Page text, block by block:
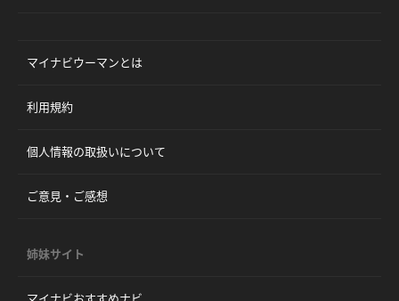
マイナビウーマンとは
利用規約
個人情報の取扱いについて
ご意見・ご感想
姉妹サイト